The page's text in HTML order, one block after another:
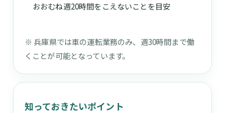
おおむね週20時間をこえないことを目安
※ 兵庫県では車の運転業務のみ、週30時間まで働
くことが可能となっています。
知っておきたいポイント